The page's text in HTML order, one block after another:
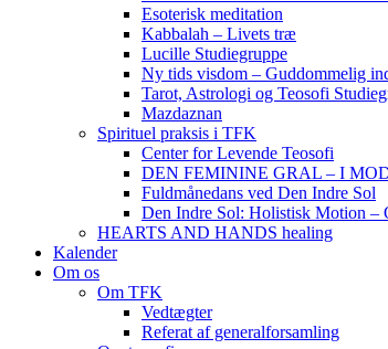
Esoterisk meditation
Kabbalah – Livets træ
Lucille Studiegruppe
Ny tids visdom – Guddommelig
Tarot, Astrologi og Teosofi
Mazdaznan
Spirituel praksis i TFK
Center for Levende Teosofi
DEN FEMININE GRAL – I
Fuldmånedans ved Den Indre Sol
Den Indre Sol: Holistisk Motion –
HEARTS AND HANDS healing
Kalender
Om os
Om TFK
Vedtægter
Referat af generalforsamling